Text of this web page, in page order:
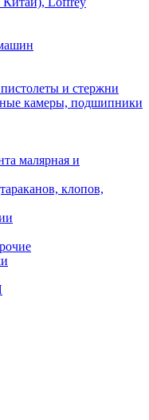
и стержни
камеры, подшипники
малярная и
клопов,